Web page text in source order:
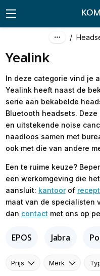
/
Yealink
In deze categorie vind je
Yealink heeft naast de
serie aan bekabelde
Bluetooth headsets.
en uitstekende noise
naadloos samen met
ook met die van andere
Een te ruime keuze?
een werkomgeving die
aansluit: kantoorof
maat van de specialisten
dan contact met ons op
EPOS Jabra
Prijs Merk